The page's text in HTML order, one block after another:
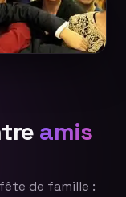
amis
de famille :